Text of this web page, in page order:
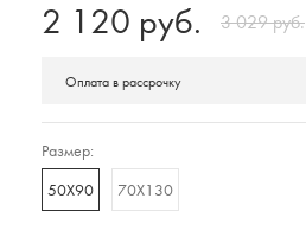
2 120 руб. 3 029 руб.
Оплата в рассрочку
Размер:
50Х90 70Х130